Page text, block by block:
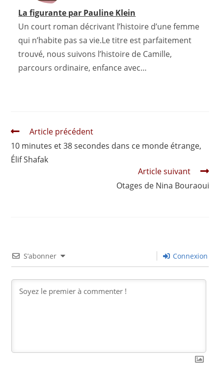
La figurante par Pauline Klein
Un court roman décrivant l’histoire d’une femme
qui n’habite pas sa vie.Le titre est parfaitement
trouvé, nous suivons l’histoire de Camille,
parcours ordinaire, enfance avec…
Read
articles
Article précédent
10 minutes et 38 secondes dans ce monde étrange,
Élif Shafak
Article suivant
Otages de Nina Bouraoui
S’abonner Connexion